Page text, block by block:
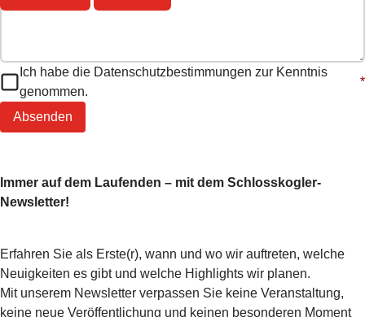
Ich habe die Datenschutzbestimmungen zur Kenntnis
genommen.
*
Absenden
Immer auf dem Laufenden – mit dem Schlosskogler-
Newsletter!
Erfahren Sie als Erste(r), wann und wo wir auftreten, welche
Neuigkeiten es gibt und welche Highlights wir planen.
Mit unserem Newsletter verpassen Sie keine Veranstaltung,
keine neue Veröffentlichung und keinen besonderen Moment